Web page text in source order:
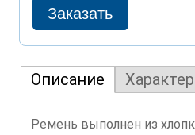
Описание
Ремень выполнен из